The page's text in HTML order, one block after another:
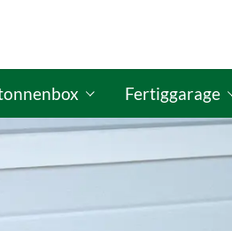
Mülltonnenbox-Konfigurator
Fertiggarage
GO-ISO